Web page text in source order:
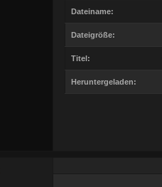
Dateiname:
Dateigröße:
Titel:
Heruntergeladen: